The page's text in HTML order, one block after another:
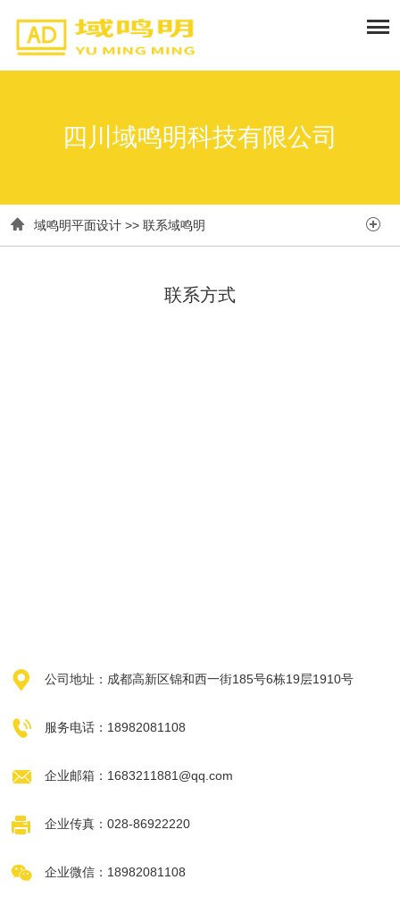
四川域鸣明科技有限公司
 域鸣明平面设计 >> 联系域鸣明 
联系方式
 公司地址：成都高新区锦和西一街185号6栋19层1910号
 服务电话：18982081108
 企业邮箱：1683211881@qq.com
 企业传真：028-86922220
 企业微信：18982081108